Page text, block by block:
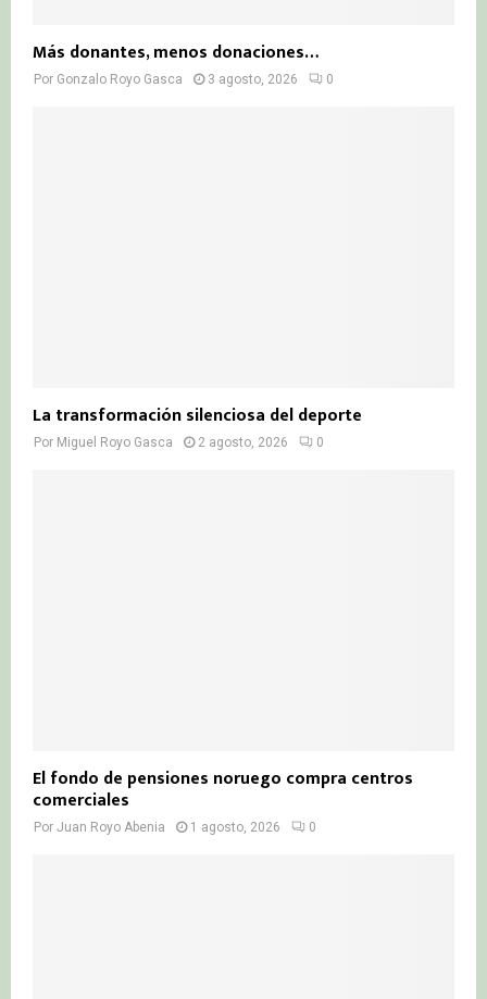
Más donantes, menos donaciones…
Por Gonzalo Royo Gasca 3 agosto, 2026 0
La transformación silenciosa del deporte
Por Miguel Royo Gasca 2 agosto, 2026 0
El fondo de pensiones noruego compra centros
comerciales
Por Juan Royo Abenia 1 agosto, 2026 0